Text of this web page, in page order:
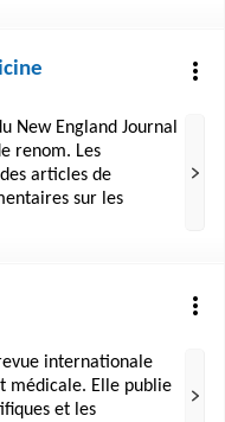
New England Journal
renom. Les
articles de
sur les
internationale
médicale. Elle publie
et les